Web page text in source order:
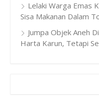
Lelaki Warga Emas
Sisa Makanan Dalam
Jumpa Objek Aneh
Harta Karun, Tetapi